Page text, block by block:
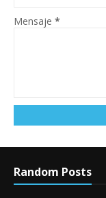
Mensaje *
Random Posts